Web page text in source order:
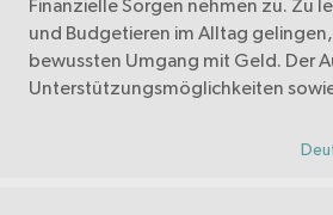
Finanzielle Sorgen nehmen zu. Zu
und Budgetieren im Alltag
bewussten Umgang mit Geld. Der
Unterstützungsmöglichkeiten